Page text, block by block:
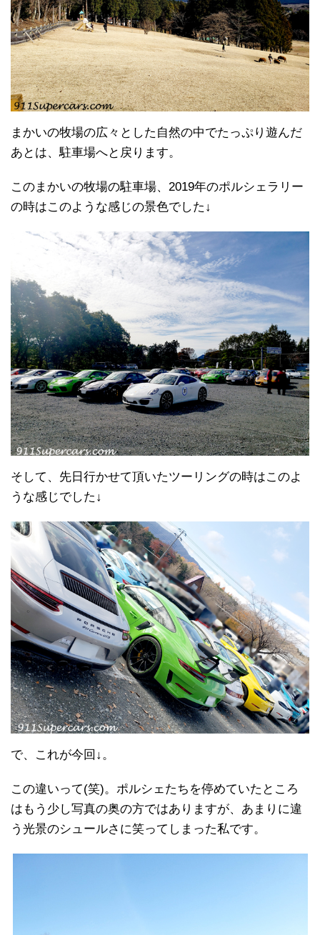
まかいの牧場の広々とした自然の中でたっぷり遊んだ
あとは、駐車場へと戻ります。
このまかいの牧場の駐車場、2019年のポルシェラリー
の時はこのような感じの景色でした↓
そして、先日行かせて頂いたツーリングの時はこのよ
うな感じでした↓
で、これが今回↓。
この違いって(笑)。ポルシェたちを停めていたところ
はもう少し写真の奥の方ではありますが、あまりに違
う光景のシュールさに笑ってしまった私です。